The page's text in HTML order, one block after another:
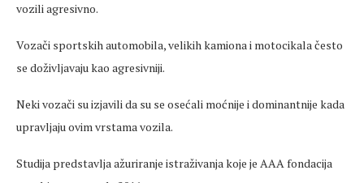
vozili agresivno.
Vozači sportskih automobila, velikih kamiona i motocikala često
se doživljavaju kao agresivniji.
Neki vozači su izjavili da su se osećali moćnije i dominantnije kada
upravljaju ovim vrstama vozila.
Studija predstavlja ažuriranje istraživanja koje je AAA fondacija